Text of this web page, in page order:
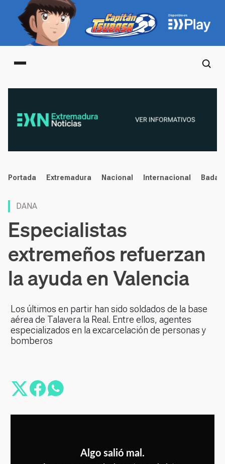
Main menu
noticias
Portada Extremadura Nacional Internacional
DANA
Especialistas
extremeños refuerzan
la ayuda en Valencia
Los últimos en partir han sido soldados de la base
aérea de Talavera la Real. Entre ellos, agentes
especializados en la excarcelación de personas y
bomberos